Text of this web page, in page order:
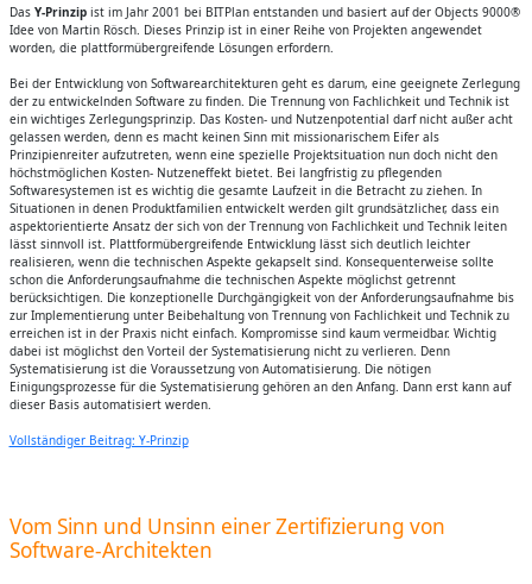
Das Y-Prinzipist im Jahr 2001 bei BITPlan entstanden und basiert auf der Objects 9000®
Idee von Martin Rösch. Dieses Prinzip ist in einer Reihe von Projekten angewendet
worden, die plattformübergreifende Lösungen erfordern.
Bei der Entwicklung von Softwarearchitekturen geht es darum, eine geeignete Zerlegung
der zu entwickelnden Software zu finden. Die Trennung von Fachlichkeit und Technik ist
ein wichtiges Zerlegungsprinzip. Das Kosten- und Nutzenpotential darf nicht außer acht
gelassen werden, denn es macht keinen Sinn mit missionarischem Eifer als
Prinzipienreiter aufzutreten, wenn eine spezielle Projektsituation nun doch nicht den
höchstmöglichen Kosten- Nutzeneffekt bietet. Bei langfristig zu pflegenden
Softwaresystemen ist es wichtig die gesamte Laufzeit in die Betracht zu ziehen. In
Situationen in denen Produktfamilien entwickelt werden gilt grundsätzlicher, dass ein
aspektorientierte Ansatz der sich von der Trennung von Fachlichkeit und Technik leiten
lässt sinnvoll ist. Plattformübergreifende Entwicklung lässt sich deutlich leichter
realisieren, wenn die technischen Aspekte gekapselt sind. Konsequenterweise sollte
schon die Anforderungsaufnahme die technischen Aspekte möglichst getrennt
berücksichtigen. Die konzeptionelle Durchgängigkeit von der Anforderungsaufnahme bis
zur Implementierung unter Beibehaltung von Trennung von Fachlichkeit und Technik zu
erreichen ist in der Praxis nicht einfach. Kompromisse sind kaum vermeidbar. Wichtig
dabei ist möglichst den Vorteil der Systematisierung nicht zu verlieren. Denn
Systematisierung ist die Voraussetzung von Automatisierung. Die nötigen
Einigungsprozesse für die Systematisierung gehören an den Anfang. Dann erst kann auf
dieser Basis automatisiert werden.
Vollständiger Beitrag: Y-Prinzip
Vom Sinn und Unsinn einer Zertifizierung von
Software-Architekten